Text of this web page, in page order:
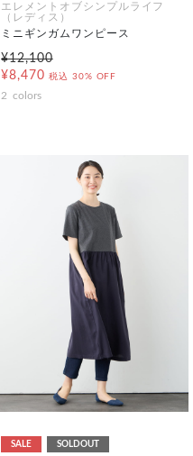
エレメントオブシンプルライフ
（レディス）
ミニギンガムワンピース
¥12,100
¥8,470 税込 30% OFF
2 colors
SALE SOLDOUT